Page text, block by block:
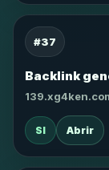
#37
Backlink
SI Abrir